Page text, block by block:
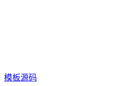
模板源码